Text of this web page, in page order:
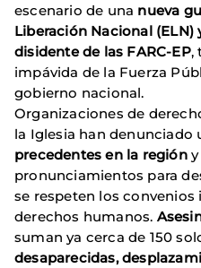
escenario de una nueva
Liberación Nacional
disidente de las FARC-EP,
impávida de la Fuerza
gobierno nacional.
Organizaciones de
la Iglesia han denunciado
precedentes en la regióny
pronunciamientos para
se respeten los
derechos humanos.
suman ya cerca de 150
desaparecidas,